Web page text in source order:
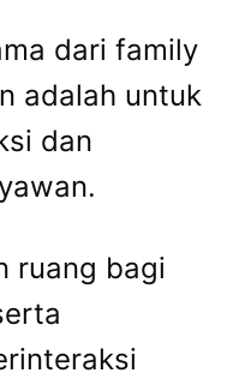
dari family
adalah untuk
dan
ruang bagi